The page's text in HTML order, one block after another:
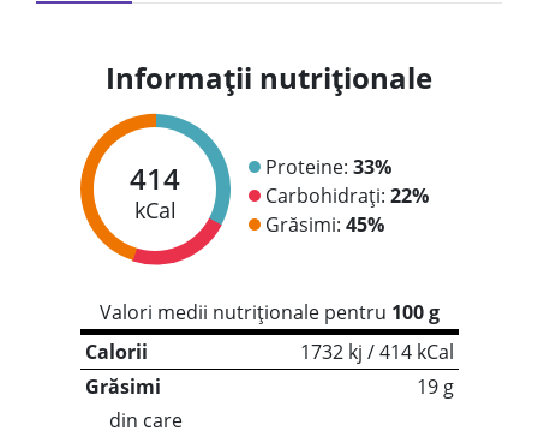
Informații nutriționale
414
kCal
Proteine: 33%
Carbohidrați: 22%
Grăsimi: 45%
Valori medii nutriționale pentru 100 g
Calorii
1732 kj / 414 kCal
Grăsimi
19 g
din care